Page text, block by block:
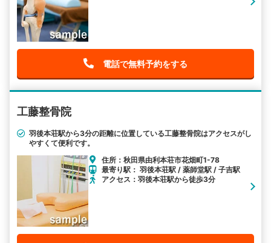
電話で無料予約をする
工藤整骨院
羽後本荘駅から3分の距離に位置している工藤整骨院はアクセスがし
やすくて便利です。
住所：秋田県由利本荘市花畑町1-78
最寄り駅： 羽後本荘駅 / 薬師堂駅 / 子吉駅
アクセス：羽後本荘駅から徒歩3分